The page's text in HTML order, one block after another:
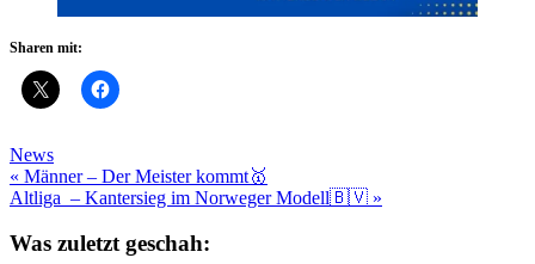
Sharen mit:
News
Beitragsnavigation
« Männer – Der Meister kommt🥇
Altliga – Kantersieg im Norweger Modell🇧🇻 »
Was zuletzt geschah: